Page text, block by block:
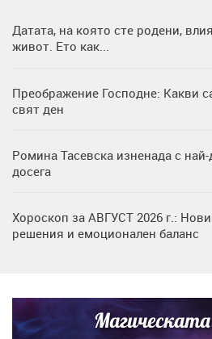
Датата, на която сте родени,
живот. Ето как...
Преображение Господне: Какви
свят ден
Ромина Тасевска изненада с
досега
Хороскоп за АВГУСТ 2026 г.:
решения и емоционален баланс
си деца на семейна морска